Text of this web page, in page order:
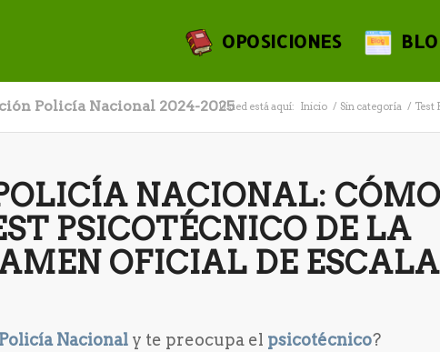
OPOSICIONES
Policía Nacional 2024-2025Usted está aquí: Inicio / Sin categoría / Test
NACIONAL: CÓMO
PSICOTÉCNICO DE LA
OFICIAL DE ESCALA
Policía Nacional y te preocupa el psicotécnico?